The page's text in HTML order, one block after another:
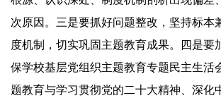
次原因。三是要抓好问题整改，坚持标本
度机制，切实巩固主题教育成果。四是要
保学校基层党组织主题教育专题民主生活
题教育与学习贯彻党的二十大精神、深化